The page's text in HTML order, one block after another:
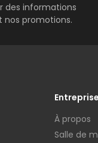
des informations
nos promotions.
Entreprise
À propos
Salle de